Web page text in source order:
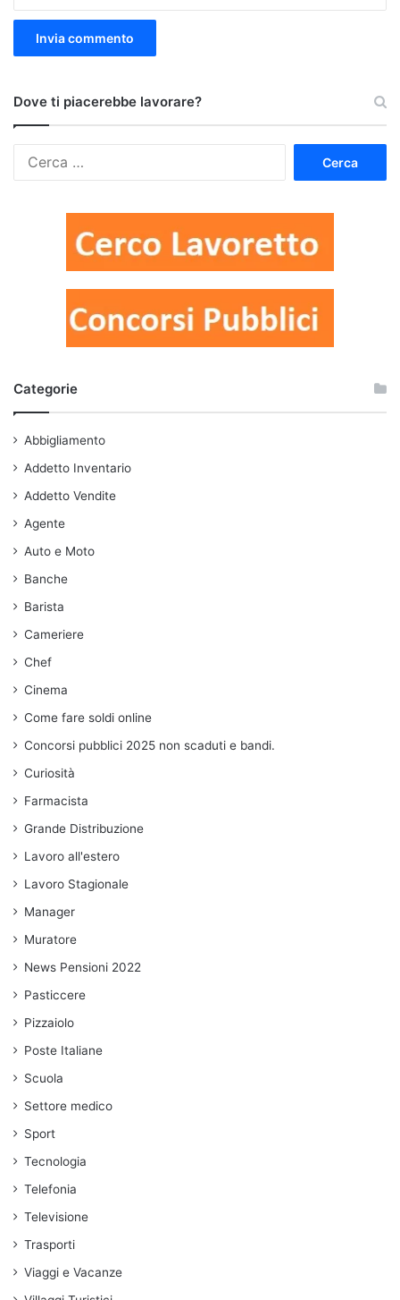
Dove ti piacerebbe lavorare?
Categorie
Abbigliamento
Addetto Inventario
Addetto Vendite
Agente
Auto e Moto
Banche
Barista
Cameriere
Chef
Cinema
Come fare soldi online
Concorsi pubblici 2025 non scaduti e bandi.
Curiosità
Farmacista
Grande Distribuzione
Lavoro all'estero
Lavoro Stagionale
Manager
Muratore
News Pensioni 2022
Pasticcere
Pizzaiolo
Poste Italiane
Scuola
Settore medico
Sport
Tecnologia
Telefonia
Televisione
Trasporti
Viaggi e Vacanze